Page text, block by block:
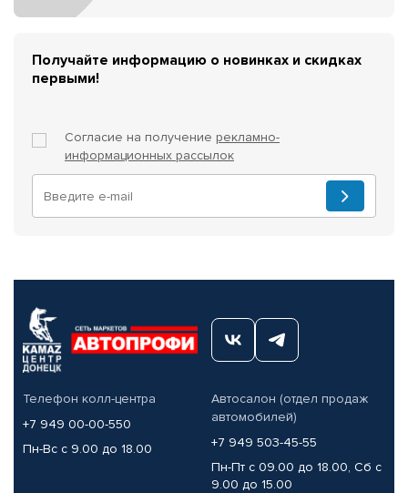
Получайте информацию о новинках и скидках
первыми!
Согласие на получение рекламно-
информационных рассылок
Телефон колл-центра
+7 949 00-00-550
Пн-Вс с 9.00 до 18.00
Автосалон (отдел продаж
автомобилей)
+7 949 503-45-55
Пн-Пт с 09.00 до 18.00, Сб с
9.00 до 15.00